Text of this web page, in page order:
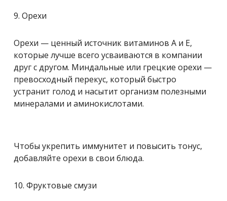
9. Орехи
Орехи — ценный источник витаминов А и Е,
которые лучше всего усваиваются в компании
друг с другом. Миндальные или грецкие орехи —
превосходный перекус, который быстро
устранит голод и насытит организм полезными
минералами и аминокислотами.
Чтобы укрепить иммунитет и повысить тонус,
добавляйте орехи в свои блюда.
10. Фруктовые смузи